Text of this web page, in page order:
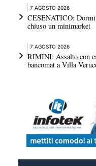
7 AGOSTO 2026
CESENATICO:
chiuso un minimarket
7 AGOSTO 2026
RIMINI: Assalto con
bancomat a Villa